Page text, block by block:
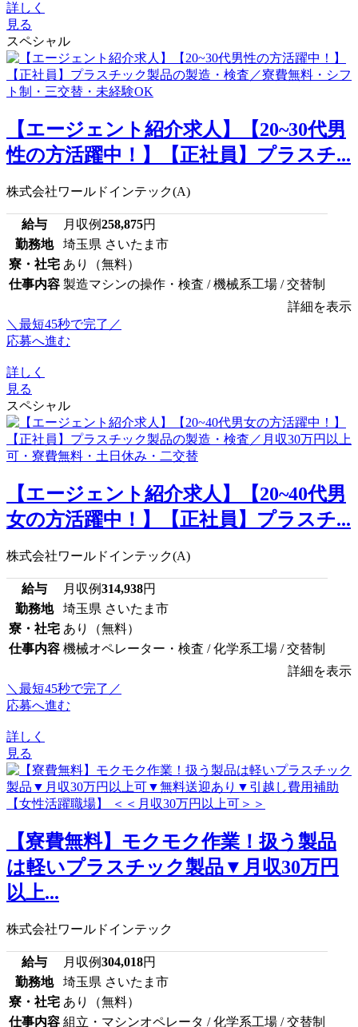
詳しく
見る
スペシャル
【エージェント紹介求人】【20~30代男
性の方活躍中！】【正社員】プラスチ...
株式会社ワールドインテック(A)
給与 月収例258,875円
勤務地
埼玉県 さいたま市
寮・社宅 あり（無料）
仕事内容 製造マシンの操作・検査 / 機械系工場 / 交替制
詳細を表示
＼最短45秒で完了／
応募へ進む
詳しく
見る
スペシャル
【エージェント紹介求人】【20~40代男
女の方活躍中！】【正社員】プラスチ...
株式会社ワールドインテック(A)
給与 月収例314,938円
勤務地
埼玉県 さいたま市
寮・社宅 あり（無料）
仕事内容 機械オペレーター・検査 / 化学系工場 / 交替制
詳細を表示
＼最短45秒で完了／
応募へ進む
詳しく
見る
【寮費無料】モクモク作業！扱う製品
は軽いプラスチック製品▼月収30万円
以上...
株式会社ワールドインテック
給与 月収例304,018円
勤務地
埼玉県 さいたま市
寮・社宅 あり（無料）
仕事内容 組立・マシンオペレータ / 化学系工場 / 交替制